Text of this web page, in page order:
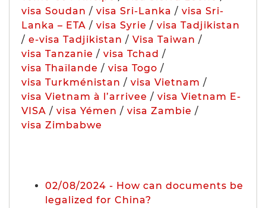
visa Soudan / visa Sri-Lanka / visa Sri-
Lanka – ETA / visa Syrie / visa Tadjikistan
/ e-visa Tadjikistan / Visa Taiwan /
visa Tanzanie / visa Tchad /
visa Thaïlande / visa Togo /
visa Turkménistan / visa Vietnam /
visa Vietnam à l’arrivee / visa Vietnam E-
VISA / visa Yémen / visa Zambie /
visa Zimbabwe
02/08/2024 - How can documents be
legalized for China?